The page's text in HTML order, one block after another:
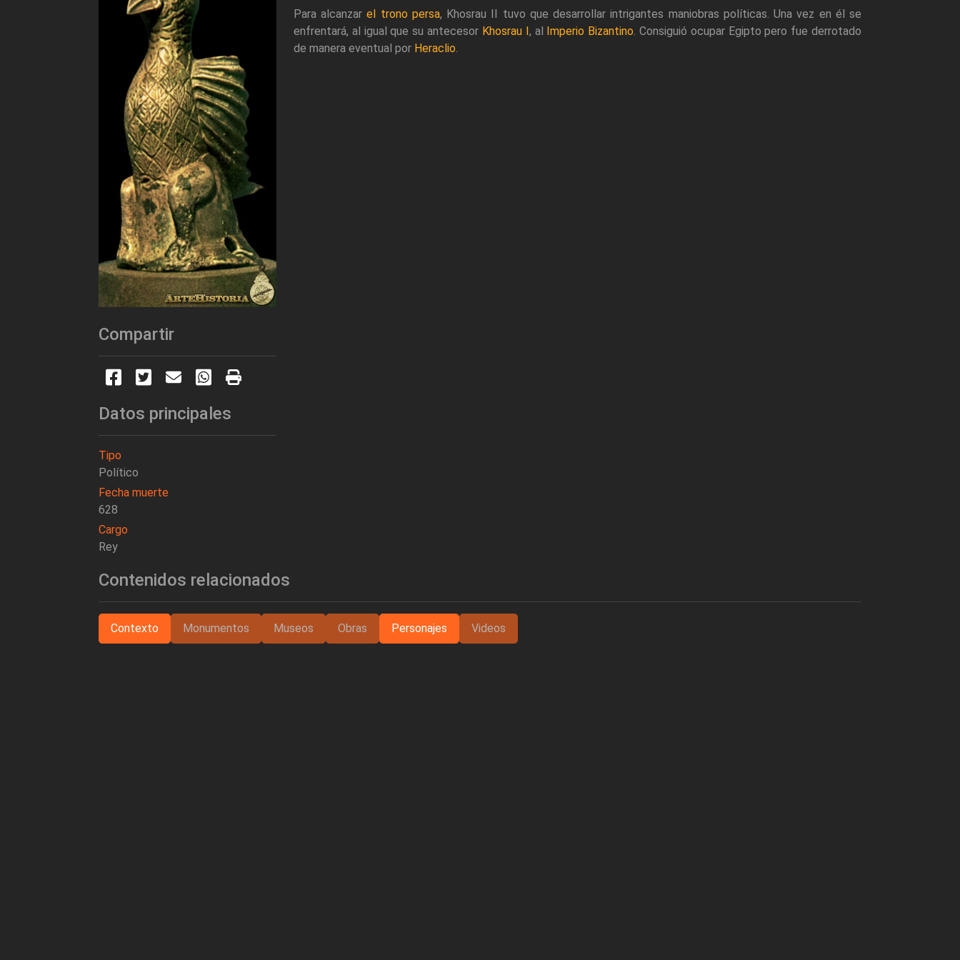
Compartir
Datos principales
Tipo
Político
Fecha muerte
628
Cargo
Rey
Para alcanzarel trono persa, Khosrau II tuvo que desarrollar intrigantes maniobras políticas. Una vez en él se
enfrentará, al igual que su antecesor Khosrau I, al Imperio Bizantino. Consiguió ocupar Egipto pero fue derrotado
de manera eventual por Heraclio.
Contenidos relacionados
Contexto Monumentos Museos Obras Personajes Videos